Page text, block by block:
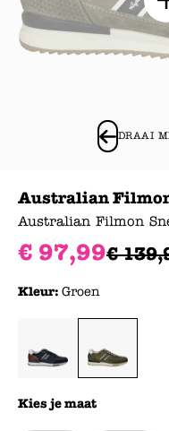
DRAAI
Australian
Australian Filmon
€ 97,99€ 139,
Kleur: Groen
Kies je maat